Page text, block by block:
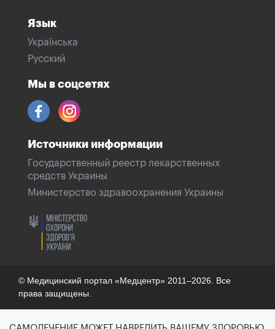
Язык
Українська
Русский
Мы в соцсетях
Источники информации
Государственный реестр лекарственных
средств Украины
Министерство здравоохранения Украины
© Медицинский портал «Медцентр» 2011–2026. Все
права защищены.